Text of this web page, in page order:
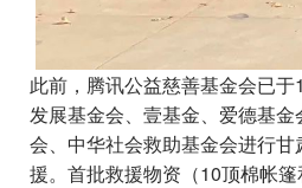
此前，腾讯公益慈善基金会已
发展基金会、壹基金、爱德基
会、中华社会救助基金会进行
援。首批救援物资（10顶棉帐